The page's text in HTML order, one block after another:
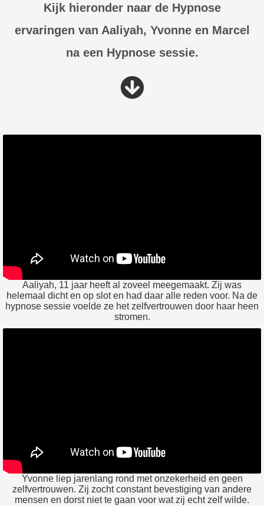
Kijk hieronder naar de Hypnose
ervaringen van Aaliyah, Yvonne en Marcel
na een Hypnose sessie.
Aaliyah, 11 jaar heeft al zoveel meegemaakt. Zij was
helemaal dicht en op slot en had daar alle reden voor. Na de
hypnose sessie voelde ze het zelfvertrouwen door haar heen
stromen.
Yvonne liep jarenlang rond met onzekerheid en geen
zelfvertrouwen. Zij zocht constant bevestiging van andere
mensen en dorst niet te gaan voor wat zij echt zelf wilde.